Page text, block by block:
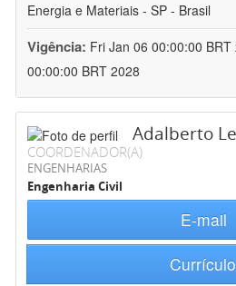
Energia e Materiais - SP - Brasil
Vigência: Fri Jan 06 00:00:00 BRT
00:00:00 BRT 2028
Adalberto
COORDENADOR(A)
ENGENHARIAS
Engenharia Civil
E-mail
Currículo